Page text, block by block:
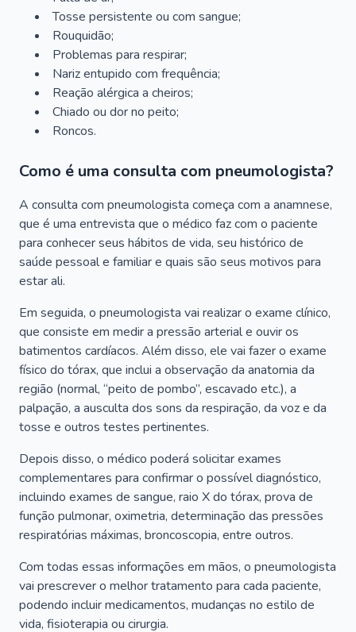
Tosse persistente ou com sangue;
Rouquidão;
Problemas para respirar;
Nariz entupido com frequência;
Reação alérgica a cheiros;
Chiado ou dor no peito;
Roncos.
Como é uma consulta com pneumologista?
A consulta com pneumologista começa com a anamnese,
que é uma entrevista que o médico faz com o paciente
para conhecer seus hábitos de vida, seu histórico de
saúde pessoal e familiar e quais são seus motivos para
estar ali.
Em seguida, o pneumologista vai realizar o exame clínico,
que consiste em medir a pressão arterial e ouvir os
batimentos cardíacos. Além disso, ele vai fazer o exame
físico do tórax, que inclui a observação da anatomia da
região (normal, “peito de pombo”, escavado etc.), a
palpação, a ausculta dos sons da respiração, da voz e da
tosse e outros testes pertinentes.
Depois disso, o médico poderá solicitar exames
complementares para confirmar o possível diagnóstico,
incluindo exames de sangue, raio X do tórax, prova de
função pulmonar, oximetria, determinação das pressões
respiratórias máximas, broncoscopia, entre outros.
Com todas essas informações em mãos, o pneumologista
vai prescrever o melhor tratamento para cada paciente,
podendo incluir medicamentos, mudanças no estilo de
vida, fisioterapia ou cirurgia.